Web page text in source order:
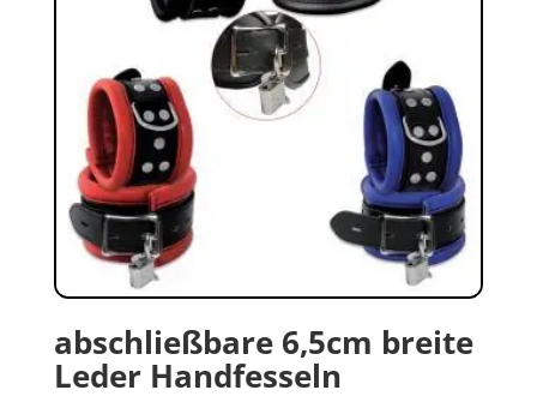
abschließbare 6,5cm breite
Leder Handfesseln